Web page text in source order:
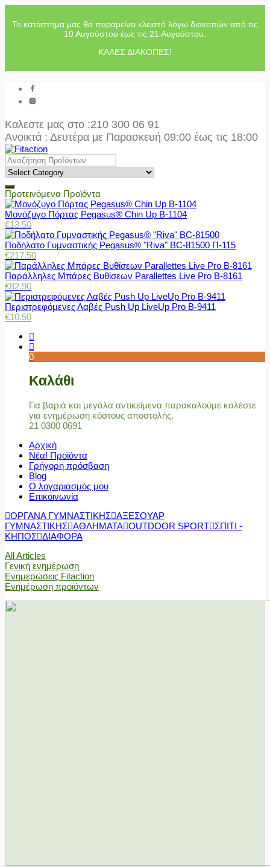
Το κατάστημα μας θα παραμείνει κλειστό λόγω διακοπών από τις
10 Αυγούστου έως τις 21 Αυγούστου.
ΚΑΛΕΣ ΔΙΑΚΟΠΕΣ!
Καλεστε μας στο :210 300 06 91
Ανοικτά : Δευτέρα με Παρασκευή 09:00 έως τις 18:00
Προτεινόμενα Προϊόντα
Μονόζυγο Πόρτας Pegasus® Chin Up Β-1104
€13.50
Ποδήλατο Γυμναστικής Pegasus® "Riva" BC-81500 Π-115
€217.50
Παράλληλες Μπάρες Βυθίσεων Parallettes Live Pro Β-8161
€82.90
Περιστρεφόμενες Λαβές Push Up LiveUp Pro Β-9411
€10.50
0
Καλάθι
Για βαριά και μεγάλα αντικείμενα παρακαλούμε καλέστε
για ενημέρωση κόστους αποστολής.
21 0300 0691
Αρχική
Νέα! Προϊόντα
Γρήγορη πρόσβαση
Blog
Ο λογαριασμός μου
Επικοινωνία
ΟΡΓΑΝΑ ΓΥΜΝΑΣΤΙΚΗΣ ΑΞΕΣΟΥΑΡ
ΓΥΜΝΑΣΤΙΚΗΣ ΑΘΛΗΜΑΤΑ OUTDOOR SPORT ΣΠΙΤΙ -
ΚΗΠΟΣ ΔΙΑΦΟΡΑ
All Articles
Γενική ενημέρωση
Ενημερώσεις Fitaction
Ενημέρωση προϊόντων